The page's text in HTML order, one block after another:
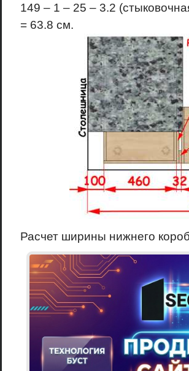
149 – 1 – 25 – 3.2
= 63.8 см.
Расчет ширины нижнего